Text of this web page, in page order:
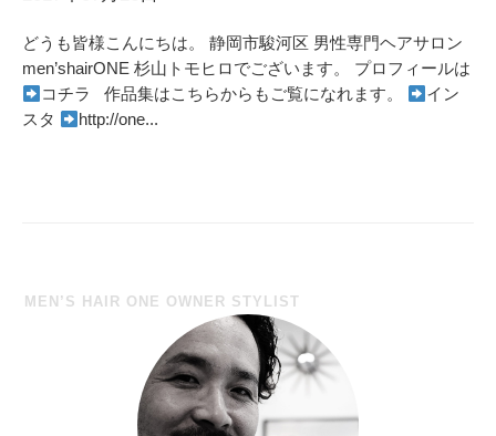
どうも皆様こんにちは。 静岡市駿河区 男性専門ヘアサロン
men’shairONE 杉山トモヒロでございます。 プロフィールは
コチラ 作品集はこちらからもご覧になれます。
イン
スタ
http://one...
MEN’S HAIR ONE OWNER STYLIST